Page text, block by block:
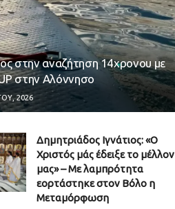
στην αναζήτηση 14χρονου με
στην Αλόννησο
2026
Δημητριάδος Ιγνάτιος: «Ο
Χριστός μάς έδειξε το μέλλον
μας» – Με λαμπρότητα
εορτάστηκε στον Βόλο η
Μεταμόρφωση